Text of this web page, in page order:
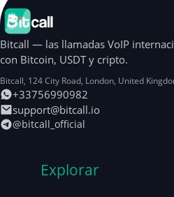
Bitcall — las llamadas VoIP
con Bitcoin, USDT y cripto.
Bitcall, 124 City Road, London, United
+33756990982
support@bitcall.io
@bitcall_official
Explorar